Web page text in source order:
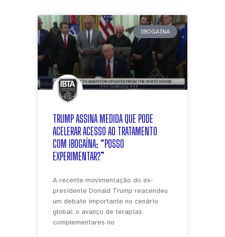
IBOGAÍNA
TRUMP ASSINA MEDIDA QUE PODE
ACELERAR ACESSO AO TRATAMENTO
COM IBOGAÍNA: “POSSO
EXPERIMENTAR?”
A recente movimentação do ex-
presidente Donald Trump reacendeu
um debate importante no cenário
global: o avanço de terapias
complementares no